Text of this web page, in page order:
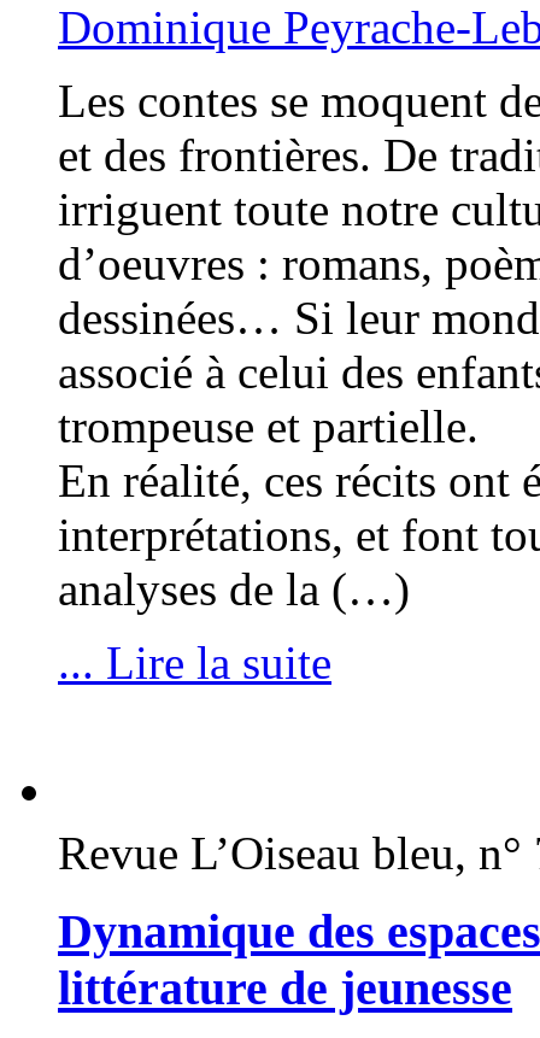
Dominique Peyrache-
Les contes se moquent
et des frontières. De
irriguent toute notre
d’oeuvres : romans,
dessinées… Si leur
associé à celui des
trompeuse et partielle.
En réalité, ces récits ont
interprétations, et font
analyses de la (…)
... Lire la suite
Revue L’Oiseau bleu,
Dynamique des
littérature de jeunesse